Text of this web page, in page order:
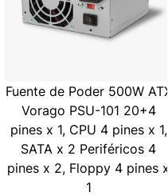
Fuente de Poder 500W ATX
Vorago PSU-101 20+4
pines x 1, CPU 4 pines x 1,
SATA x 2 Periféricos 4
pines x 2, Floppy 4 pines x
1